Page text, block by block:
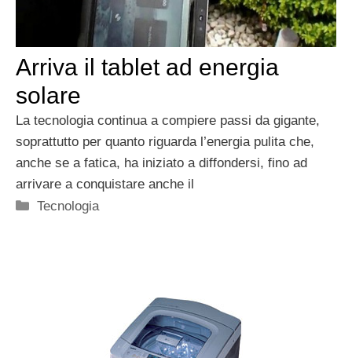
Arriva il tablet ad energia
solare
La tecnologia continua a compiere passi da gigante,
soprattutto per quanto riguarda l’energia pulita che,
anche se a fatica, ha iniziato a diffondersi, fino ad
arrivare a conquistare anche il
Categorie
Tecnologia